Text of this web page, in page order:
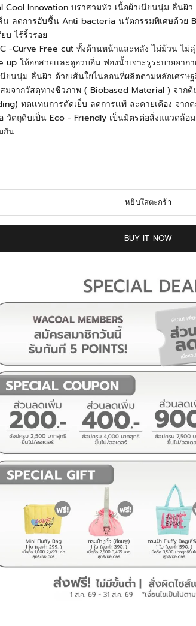
Cool Innovation บราสวมหัว เนื้อผ้าเนียนนุ่ม ลื่นผิ
น ลดการอับชื้น Anti bacteria นวัตกรรมพิเศษด้วย
บ ไร้ริ้วรอย
-Curve Free cut ทั้งด้านหน้าและหลัง ไม่ม้วน ไม่
up ให้อกสวยเเละดูอวบอิ่ม ฟองน้ำเจาะรูระบายอา
นียนนุ่ม ลื่นผิว ด้วยเส้นใยไนลอนที่ผลิตตามหลักเศรษ
มจากวัสดุทางชีวภาพ ( Biobased Material ) จาก
ทดเเทนการตัดเย็บ ลดการเเพ้ ละคายเคือง จาก
วัตถุดิบเป็น Eco - Friendly เป็นมิตรต่อสิ่งแแวดล้อ
กัน
หยิบใส่ตะกร้า
BUY IT NOW